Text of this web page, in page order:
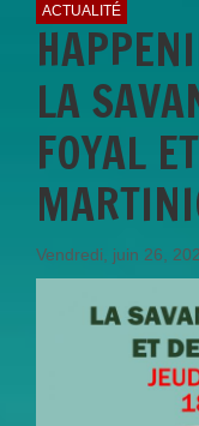
ACTUALITÉ
LA
FOYAL
Vendredi, juin 26,